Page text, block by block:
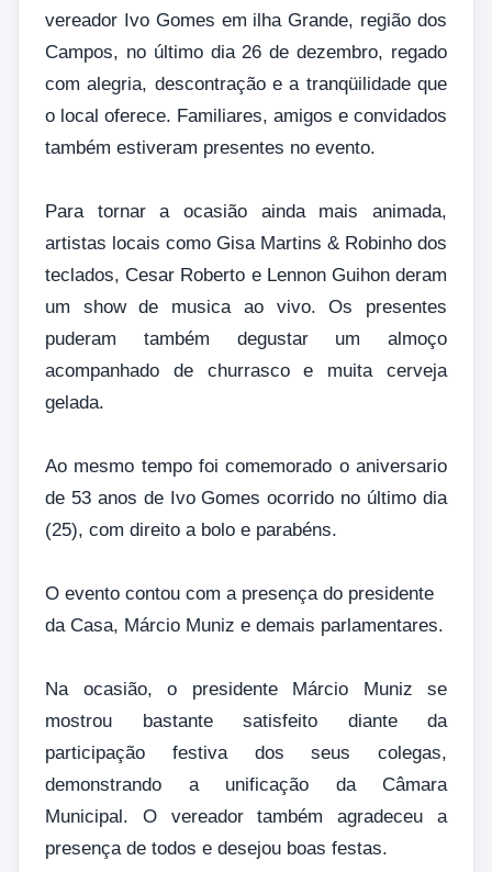
vereador Ivo Gomes em ilha Grande, região dos
Campos, no último dia 26 de dezembro, regado
com alegria, descontração e a tranqüilidade que
o local oferece. Familiares, amigos e convidados
também estiveram presentes no evento.
Para tornar a ocasião ainda mais animada,
artistas locais como Gisa Martins & Robinho dos
teclados, Cesar Roberto e Lennon Guihon deram
um show de musica ao vivo. Os presentes
puderam também degustar um almoço
acompanhado de churrasco e muita cerveja
gelada.
Ao mesmo tempo foi comemorado o aniversario
de 53 anos de Ivo Gomes ocorrido no último dia
(25), com direito a bolo e parabéns.
O evento contou com a presença do presidente
da Casa, Márcio Muniz e demais parlamentares.
Na ocasião, o presidente Márcio Muniz se
mostrou bastante satisfeito diante da
participação festiva dos seus colegas,
demonstrando a unificação da Câmara
Municipal. O vereador também agradeceu a
presença de todos e desejou boas festas.